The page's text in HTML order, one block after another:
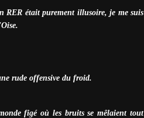
RER était purement illusoire, je me suis
rude offensive du froid.
figé où les bruits se mêlaient tout